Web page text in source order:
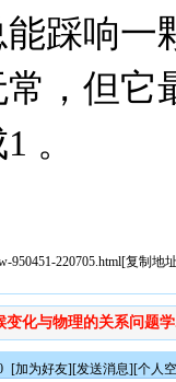
踩响
，但它
。
950451-220705.html[复制地
变化与物理的关系问题
[加为好友][发送消息][个人